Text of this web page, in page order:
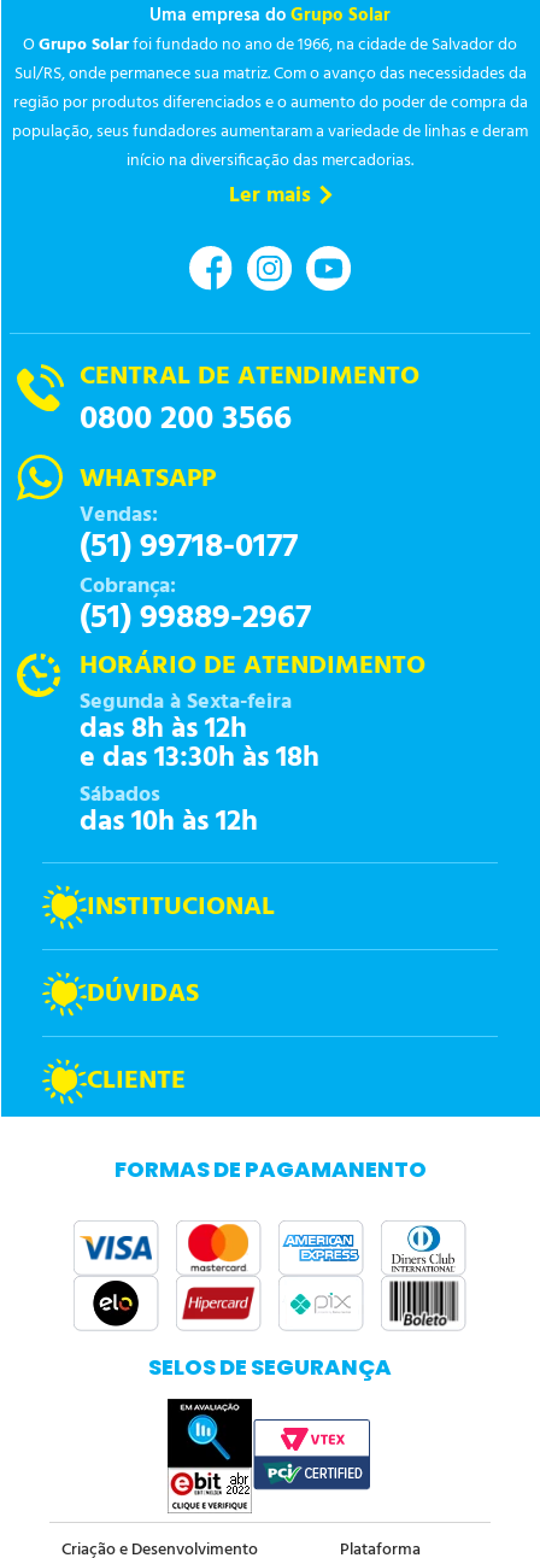
Uma empresa doGrupo Solar
OGrupo Solarfoi fundado no ano de 1966, na cidade de Salvador do
Sul/RS, onde permanece sua matriz. Com o avanço das necessidades da
região por produtos diferenciados e o aumento do poder de compra da
população, seus fundadores aumentaram a variedade de linhas e deram
início na diversificação das mercadorias.
Ler mais
CENTRAL DE ATENDIMENTO
0800 200 3566
WHATSAPP
Vendas:
(51) 99718-0177
Cobrança:
(51) 99889-2967
HORÁRIO DE ATENDIMENTO
Segunda à Sexta-feira
das 8h às 12h
e das 13:30h às 18h
Sábados
das 10h às 12h
INSTITUCIONAL
DÚVIDAS
CLIENTE
FORMAS DE PAGAMANENTO
SELOS DE SEGURANÇA
Criação e Desenvolvimento Plataforma